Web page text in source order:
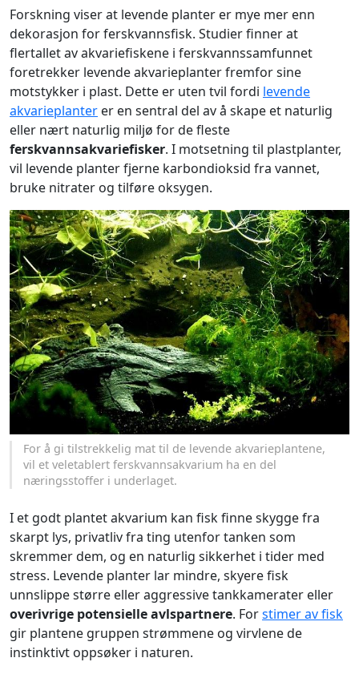
Forskning viser at levende planter er mye mer enn
dekorasjon for ferskvannsfisk. Studier finner at
flertallet av akvariefiskene i ferskvannssamfunnet
foretrekker levende akvarieplanter fremfor sine
motstykker i plast. Dette er uten tvil fordi levende
akvarieplanter er en sentral del av å skape et naturlig
eller nært naturlig miljø for de fleste
ferskvannsakvariefisker. I motsetning til plastplanter,
vil levende planter fjerne karbondioksid fra vannet,
bruke nitrater og tilføre oksygen.
For å gi tilstrekkelig mat til de levende akvarieplantene,
vil et veletablert ferskvannsakvarium ha en del
næringsstoffer i underlaget.
I et godt plantet akvarium kan fisk finne skygge fra
skarpt lys, privatliv fra ting utenfor tanken som
skremmer dem, og en naturlig sikkerhet i tider med
stress. Levende planter lar mindre, skyere fisk
unnslippe større eller aggressive tankkamerater eller
overivrige potensielle avlspartnere. Forstimer av fisk
gir plantene gruppen strømmene og virvlene de
instinktivt oppsøker i naturen.